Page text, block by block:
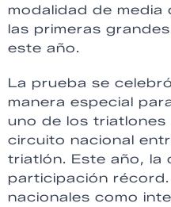
modalidad de media
las primeras
este año.
La prueba se
manera especial
uno de los
circuito nacional
triatlón. Este año, la
participación
nacionales como